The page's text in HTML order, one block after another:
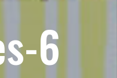
6